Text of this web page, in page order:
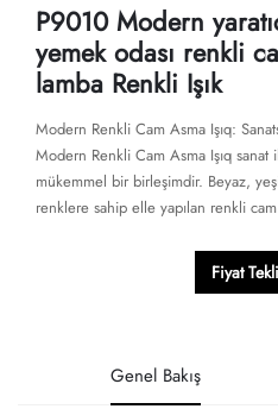
P9010 Modern
yemek odası renkli
lamba Renkli Işık
Modern Renkli Cam Asma Işıq:
Modern Renkli Cam Asma Işıq sanat
mükemmel bir birleşimdir. Beyaz,
renklere sahip elle yapılan renkli
Fiyat
Genel Bakış